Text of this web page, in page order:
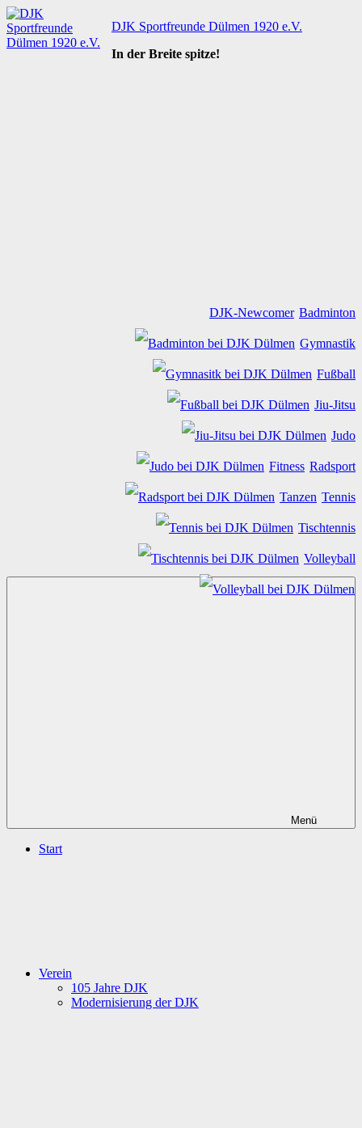
Zum
Inhalt
springen
DJK Sportfreunde Dülmen 1920 e.V.
In der Breite spitze!
DJK-Newcomer Badminton
Gymnastik
Fußball
Jiu-Jitsu
Judo
Fitness Radsport
Tanzen Tennis
Tischtennis
Volleyball
Menü
Start
Verein
105 Jahre DJK
Modernisierung der DJK